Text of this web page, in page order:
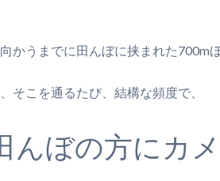
かうまでに田んぼに挟まれた700m
そこを通るたび、結構な頻度で、
んぼの方にカ